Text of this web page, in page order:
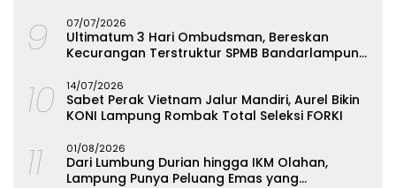
9 07/07/2026
Ultimatum 3 Hari Ombudsman, Bereskan
Kecurangan Terstruktur SPMB Bandarlampung
10 14/07/2026
Sabet Perak Vietnam Jalur Mandiri, Aurel Bikin
KONI Lampung Rombak Total Seleksi FORKI
11 01/08/2026
Dari Lumbung Durian hingga IKM Olahan,
Lampung Punya Peluang Emas yang